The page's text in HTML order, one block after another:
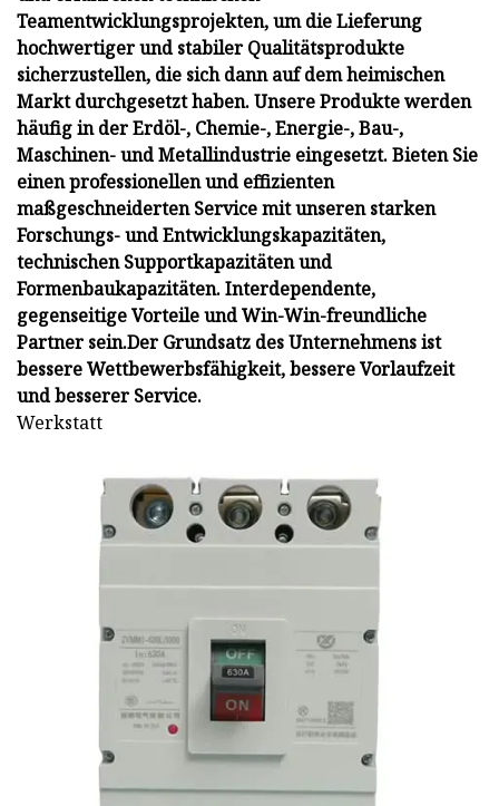
Teamentwicklungsprojekten, um die Lieferung
hochwertiger und stabiler Qualitätsprodukte
sicherzustellen, die sich dann auf dem heimischen
Markt durchgesetzt haben.Unsere Produkte werden
häufig in der Erdöl-, Chemie-, Energie-, Bau-,
Maschinen- und Metallindustrie eingesetzt. Bieten Sie
einen professionellen und effizienten
maßgeschneiderten Service mit unseren starken
Forschungs- und Entwicklungskapazitäten,
technischen Supportkapazitäten und
Formenbaukapazitäten. Interdependente,
gegenseitige Vorteile und Win-Win-freundliche
Partner sein.Der Grundsatz des Unternehmens ist
bessere Wettbewerbsfähigkeit, bessere Vorlaufzeit
und besserer Service.
Werkstatt